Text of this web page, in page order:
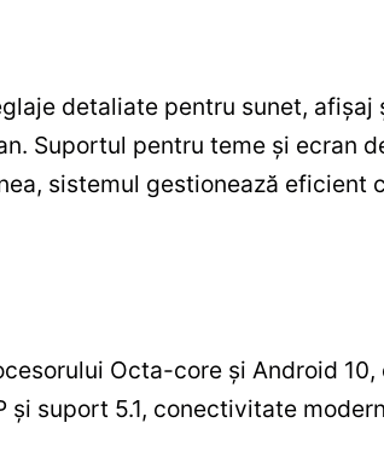
detaliate pentru sunet,
Suportul pentru teme și ecran
sistemul gestionează eficient
Octa-core și Android
suport 5.1, conectivitate